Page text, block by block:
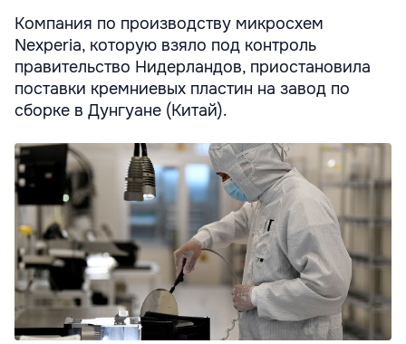
Компания по производству микросхем
Nexperia, которую взяло под контроль
правительство Нидерландов, приостановила
поставки кремниевых пластин на завод по
сборке в Дунгуане (Китай).